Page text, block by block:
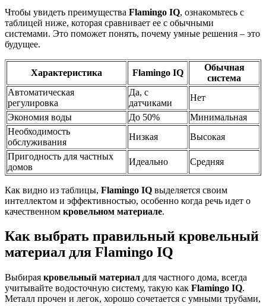
Чтобы увидеть преимущества Flamingo IQ, ознакомьтесь с
таблицей ниже, которая сравнивает ее с обычными
системами. Это поможет понять, почему умные решения – это
будущее.
Характеристика Flamingo IQ
Обычная
система
Автоматическая
регулировка
Да, с
датчиками
Нет
Экономия воды
До 50%
Минимальная
Необходимость
обслуживания
Низкая
Высокая
Пригодность для частных
домов
Идеально Средняя
Как видно из таблицы, Flamingo IQ выделяется своим
интеллектом и эффективностью, особенно когда речь идет о
качественном кровельном материале.
Как выбрать правильный кровельный
материал для Flamingo IQ
Выбирая кровельный материал для частного дома, всегда
учитывайте водосточную систему, такую как Flamingo IQ.
Металл прочен и легок, хорошо сочетается с умными трубами,